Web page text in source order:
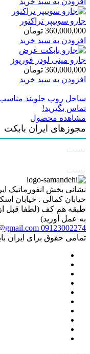
جارو سوییپر تراکتور
360,000,000 تومان
افزودن به سبد خرید
جارو مینی لودر فوریوز
360,000,000 تومان
افزودن به سبد خرید
ساحل روب جلوبند مناسب
تماس بگیرید!
مشاهده محصول
مجوزهای ایران بابکت
نشانی بخش انفورماتیک
طبقه هم کف (لطفا قبل
به عمل آورید)
09123002274
تمامی حقوق برای ایران